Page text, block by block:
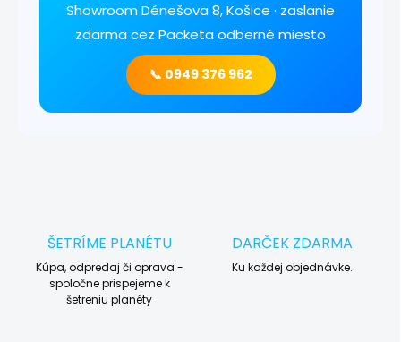
Showroom Dénešova 8, Košice · zaslanie
zdarma cez Packeta odberné miesto
📞 0949 376 962
ŠETRÍME PLANÉTU
Kúpa, odpredaj či oprava -
spoločne prispejeme k
šetreniu planéty
DARČEK ZDARMA
Ku každej objednávke.